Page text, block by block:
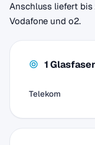
Anschluss liefert bis
Vodafone und o2.
1
Telekom